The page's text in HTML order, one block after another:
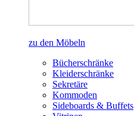
zu den Möbeln
Bücherschränke
Kleiderschränke
Sekretäre
Kommoden
Sideboards & Buffets